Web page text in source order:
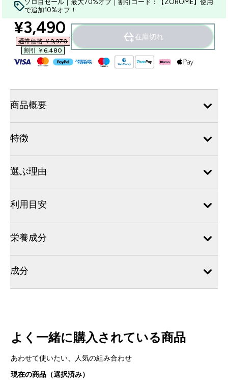
ゾロ目セール｜最大70%オフ｜割引コード：【ZOROME】使用
で追加10%オフ！
discounted price
¥3,490‎
通常価格 ￥9,970‎
割引 ￥6,480‎
在庫切れ
商品概要
特徴
選ぶ理由
利用目安
栄養成分
成分
よく一緒に購入されている商品
あわせて使いたい、人気の組み合わせ
現在の商品（選択済み）